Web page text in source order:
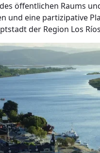
öffentlichen Raums
und eine partizipative
der Region Los